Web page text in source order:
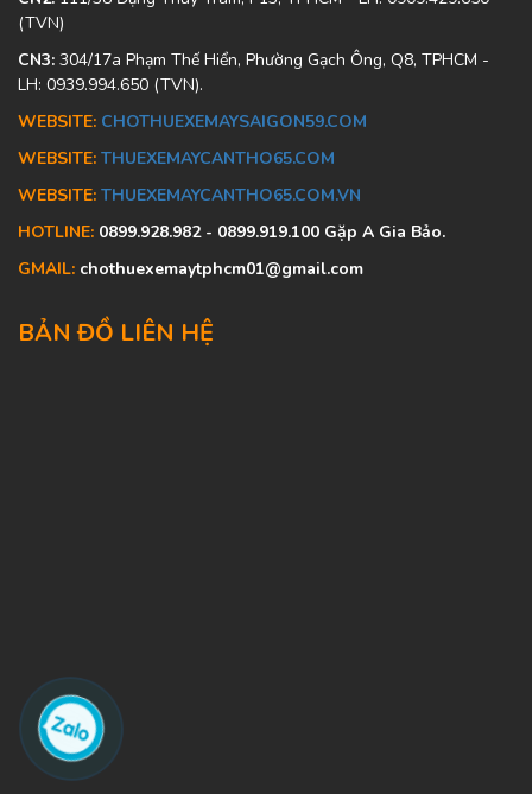
(TVN)
CN3: 304/17a Phạm Thế Hiển, Phường Gạch Ông, Q8, TPHCM -
LH: 0939.994.650 (TVN).
WEBSITE: CHOTHUEXEMAYSAIGON59.COM
WEBSITE: THUEXEMAYCANTHO65.COM
WEBSITE: THUEXEMAYCANTHO65.COM.VN
HOTLINE: 0899.928.982 - 0899.919.100 Gặp A Gia Bảo.
GMAIL: chothuexemaytphcm01@gmail.com
BẢN ĐỒ LIÊN HỆ